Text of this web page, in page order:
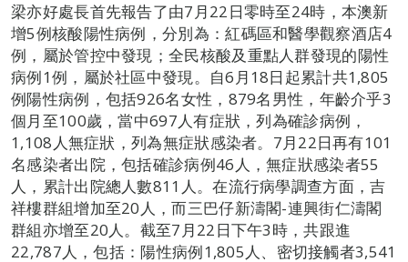
梁亦好處長首先報告了由7月22日零時至24時，本澳新
增5例核酸陽性病例，分別為：紅碼區和醫學觀察酒店4
例，屬於管控中發現；全民核酸及重點人群發現的陽性
病例1例，屬於社區中發現。自6月18日起累計共1,805
例陽性病例，包括926名女性，879名男性，年齡介乎3
個月至100歲，當中697人有症狀，列為確診病例，
1,108人無症狀，列為無症狀感染者。7月22日再有101
名感染者出院，包括確診病例46人，無症狀感染者55
人，累計出院總人數811人。在流行病學調查方面，吉
祥樓群組增加至20人，而三巴仔新濤閣-連興街仁濤閣
群組亦增至20人。截至7月22日下午3時，共跟進
22,787人，包括：陽性病例1,805人、密切接觸者3,541